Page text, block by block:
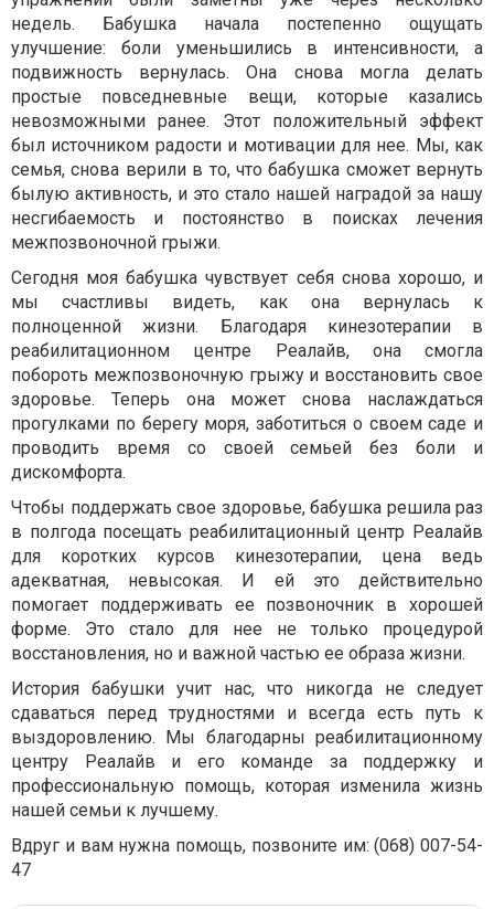
недель. Бабушка начала постепенно ощущать
улучшение: боли уменьшились в интенсивности, а
подвижность вернулась. Она снова могла делать
простые повседневные вещи, которые казались
невозможными ранее. Этот положительный эффект
был источником радости и мотивации для нее. Мы, как
семья, снова верили в то, что бабушка сможет вернуть
былую активность, и это стало нашей наградой за нашу
несгибаемость и постоянство в поисках лечения
межпозвоночной грыжи.
Сегодня моя бабушка чувствует себя снова хорошо, и
мы счастливы видеть, как она вернулась к
полноценной жизни. Благодаря кинезотерапии в
реабилитационном центре Реалайв, она смогла
побороть межпозвоночную грыжу и восстановить свое
здоровье. Теперь она может снова наслаждаться
прогулками по берегу моря, заботиться о своем саде и
проводить время со своей семьей без боли и
дискомфорта.
Чтобы поддержать свое здоровье, бабушка решила раз
в полгода посещать реабилитационный центр Реалайв
для коротких курсов кинезотерапии, цена ведь
адекватная, невысокая. И ей это действительно
помогает поддерживать ее позвоночник в хорошей
форме. Это стало для нее не только процедурой
восстановления, но и важной частью ее образа жизни.
История бабушки учит нас, что никогда не следует
сдаваться перед трудностями и всегда есть путь к
выздоровлению. Мы благодарны реабилитационному
центру Реалайв и его команде за поддержку и
профессиональную помощь, которая изменила жизнь
нашей семьи к лучшему.
Вдруг и вам нужна помощь, позвоните им: (068) 007-54-
47